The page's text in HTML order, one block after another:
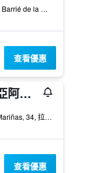
Avda. Pedro Barrié de la Maza, 3, 拉科魯尼亞, 加利西亞, 西班牙
查看優惠
克魯尼亞阿提卡 21 號酒店 - 科盧納
C/ Enrique Mariñas, 34, 拉科魯尼亞, 加利西亞, 西班牙
查看優惠